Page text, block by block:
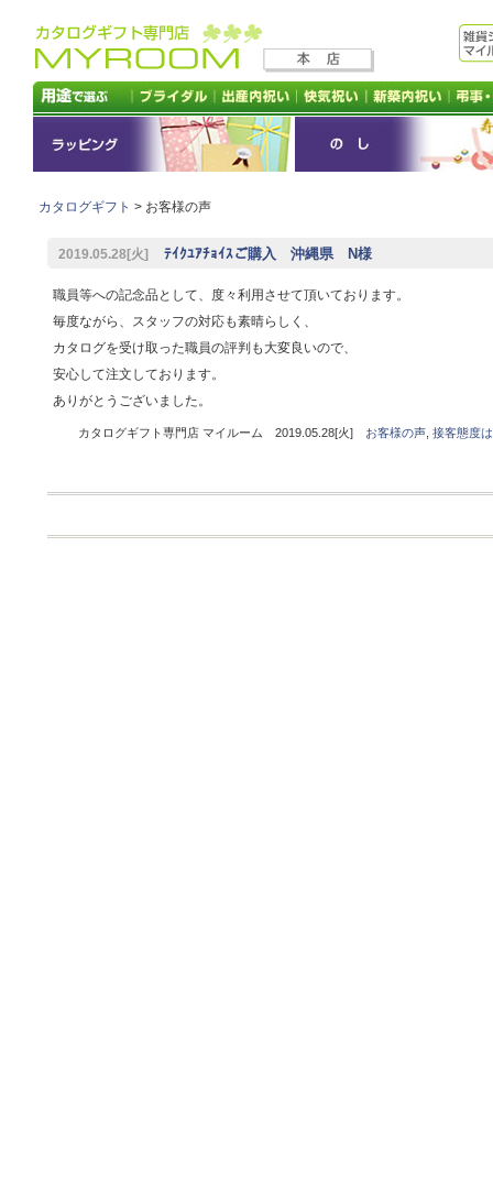
カタログギフト > お客様の声
2019.05.28[火] ﾃｲｸﾕｱﾁｮｲｽご購入 沖縄県 N様
職員等への記念品として、度々利用させて頂いております。
毎度ながら、スタッフの対応も素晴らしく、
カタログを受け取った職員の評判も大変良いので、
安心して注文しております。
ありがとうございました。
カタログギフト専門店 マイルーム 2019.05.28[火] お客様の声, 接客態度